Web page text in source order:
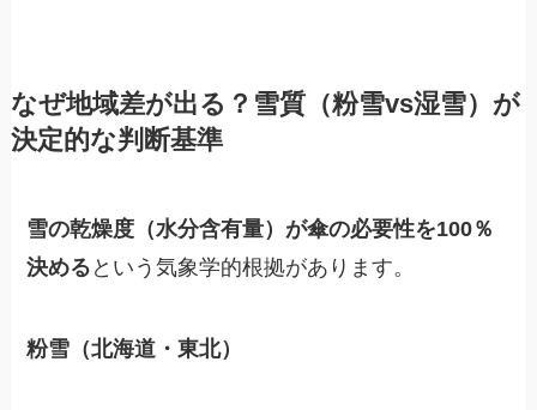
なぜ地域差が出る？雪質（粉雪vs湿雪）が
決定的な判断基準
雪の乾燥度（水分含有量）が傘の必要性を100％
決める という気象学的根拠があります。
粉雪（北海道・東北）